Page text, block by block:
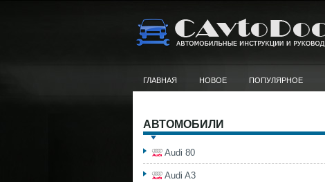
ГЛАВНАЯ НОВОЕ ПОПУЛЯРНОЕ
АВТОМОБИЛИ
Audi 80
Audi A3